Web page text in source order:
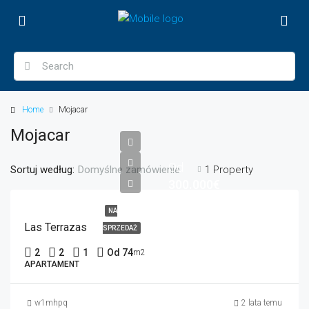
Home Mojacar
Mojacar
1 Property
Sortuj według: Domyślne zamówienie
NA
SPRZEDAŻ
Od
Las Terrazas
2 2 1 Od 74m2
APARTAMENT
w1mhpq 2 lata temu